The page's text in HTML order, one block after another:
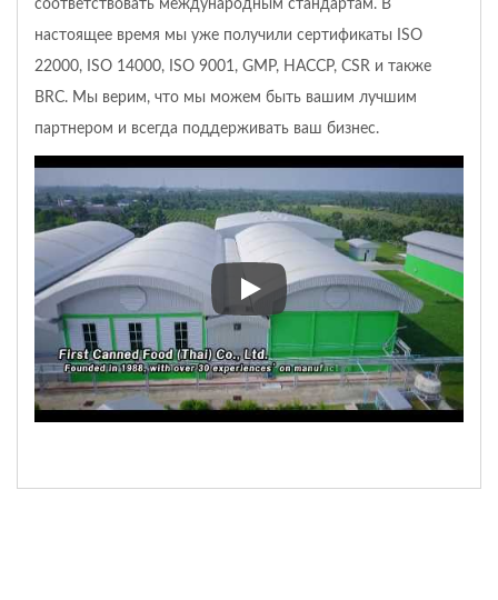
соответствовать международным стандартам. В
настоящее время мы уже получили сертификаты ISO
22000, ISO 14000, ISO 9001, GMP, HACCP, CSR и также
BRC. Мы верим, что мы можем быть вашим лучшим
партнером и всегда поддерживать ваш бизнес.
Это видео показывает